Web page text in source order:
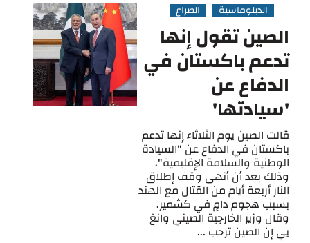
الدبلوماسية الصراع
الصين تقول إنها
تدعم باكستان في
الدفاع عن
'سيادتها'
قالت الصين يوم الثلاثاء إنها تدعم
باكستان في الدفاع عن "السيادة
الوطنية والسلامة الإقليمية"،
وذلك بعد أن أنهى وقف إطلاق
النار أربعة أيام من القتال مع الهند
بسبب هجوم دامٍ في كشمير.
وقال وزير الخارجية الصيني وانغ
يي إن الصين ترحب ...